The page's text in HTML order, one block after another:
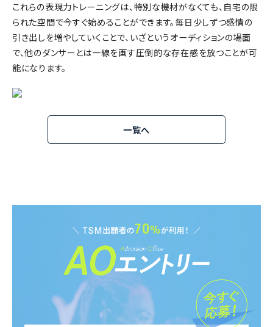
これらの表現力トレーニングは、特別な機材がなくても、自宅の限
られた空間で今すぐ始めることができます。毎日少しずつ感情の
引き出しを増やしていくことで、いざというオーディションの場面
で、他のダンサーとは一線を画す圧倒的な存在感を放つことが可
能になります。
一覧へ